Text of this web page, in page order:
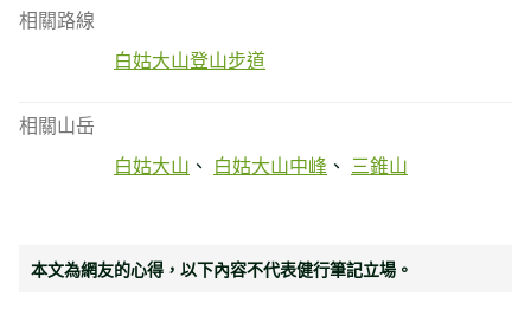
相關路線
白姑大山登山步道
相關山岳
白姑大山
白姑大山中峰 三錐山
本文為網友的心得，以下內容不代表健行筆記立場。